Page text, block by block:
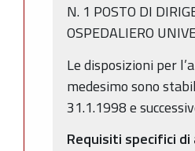
N. 1 POSTO DI
OSPEDALIERO
Le disposizioni per
medesimo sono
31.1.1998 e
Requisiti specifici di